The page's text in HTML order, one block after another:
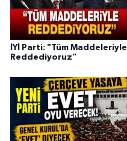
İYİ Parti: "Tüm Maddeleriyle
Reddediyoruz”